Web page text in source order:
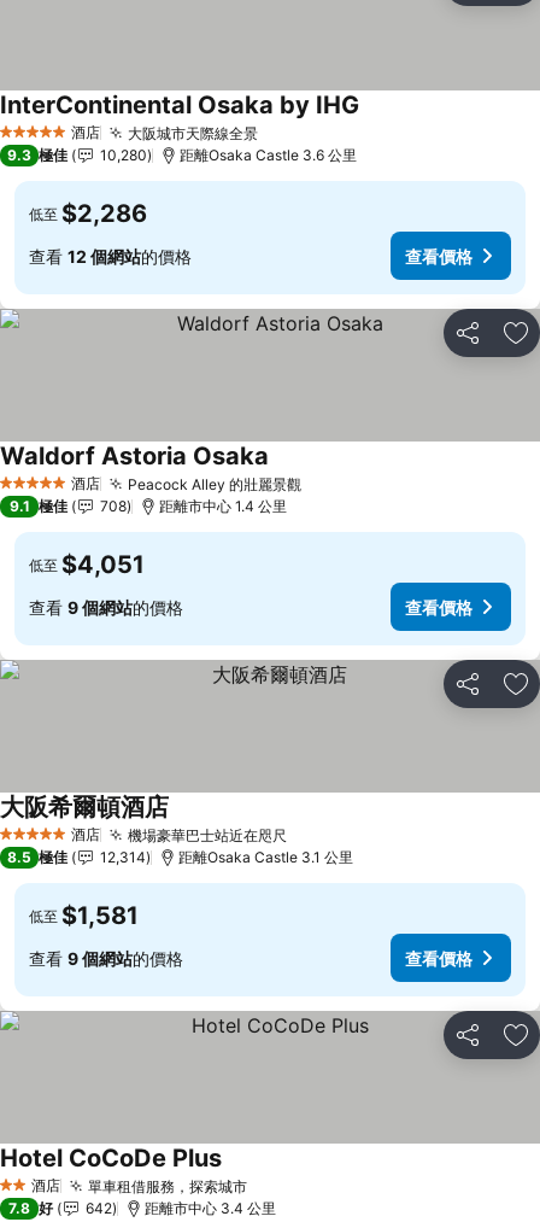
5 星級 酒店 大阪城市天際線全景
InterContinental Osaka by IHG
9.3 極佳 10,280 距離Osaka Castle 3.6 公里
低至 $2,286
查看 12 個網站的價格 查看價格
分享 放
5 星級 酒店 Peacock Alley 的壯麗景觀
Waldorf Astoria Osaka
9.1 極佳 708 距離市中心 1.4 公里
低至 $4,051
查看 9 個網站的價格 查看價格
分享 放
5 星級 酒店 機場豪華巴士站近在咫尺
大阪希爾頓酒店
8.5 極佳 12,314 距離Osaka Castle 3.1 公里
低至 $1,581
查看 9 個網站的價格 查看價格
分享 放
2 星級酒店 單車租借服務，探索城市
Hotel CoCoDe Plus
7.8 好 642 距離市中心 3.4 公里